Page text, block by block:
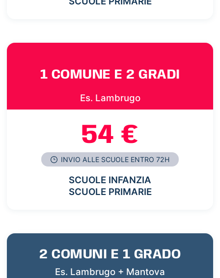
1 COMUNE E 2 GRADI
Es. Lambrugo
54 €
INVIO ALLE SCUOLE ENTRO 72H
SCUOLE INFANZIA
SCUOLE PRIMARIE
2 COMUNI E 1 GRADO
Es. Lambrugo + Mantova